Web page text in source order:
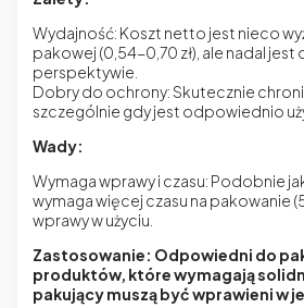
Wydajność: Koszt netto jest nieco
pakowej (0,54-0,70 zł), ale nadal jest
perspektywie.
Dobry do ochrony: Skutecznie
szczególnie gdy jest odpowiednio
Wady:
Wymaga wprawy i czasu: Podobnie
wymaga więcej czasu na pakowanie
wprawy w użyciu.
Zastosowanie: Odpowiedni do
produktów, które wymagają
pakujący muszą być wprawieni w